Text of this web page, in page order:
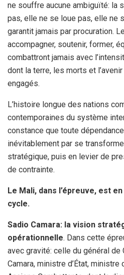
ne souffre aucune ambiguïté: la
pas, elle ne se loue pas, elle ne
garantit jamais par procuration.
accompagner, soutenir, former,
combattront jamais avec
dont la terre, les morts et
engagés.
L’histoire longue des nations
contemporaines du système
constance que toute
inévitablement par se
stratégique, puis en levier de
de contrainte.
Le Mali, dans l’épreuve, est
cycle.
Sadio Camara: la vision
opérationnelle. Dans cette
avec gravité: celle du général de
Camara, ministre d’État,